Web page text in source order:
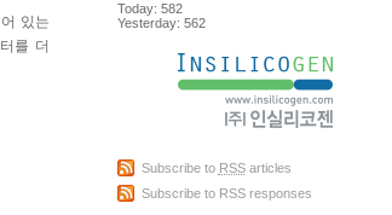
있는
를 더
Today: 582
Yesterday: 562
Subscribe to RSSarticles
Subscribe to RSS responses